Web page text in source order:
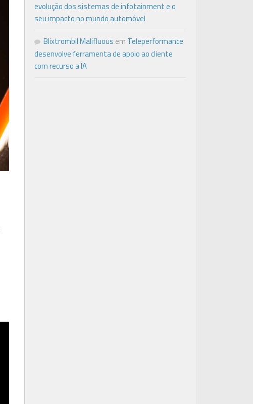
evolução dos sistemas de infotainment e o
seu impacto no mundo automóvel
Blixtrombil Malifluous em Teleperformance
desenvolve ferramenta de apoio ao cliente
com recurso a IA